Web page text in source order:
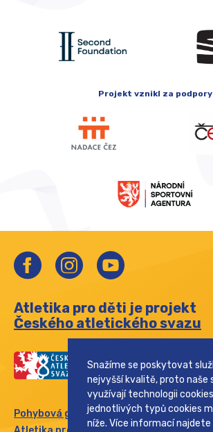
Projekt vznikl za podpory
Atletika pro děti je projekt
Českého atletického svazu
Pohybová gramotnost
Snažíme se poskytovat
nejvyšší kvalitě, proto naše
využívají technologii
jednotlivých typů cookies
níže. Více informací najdete